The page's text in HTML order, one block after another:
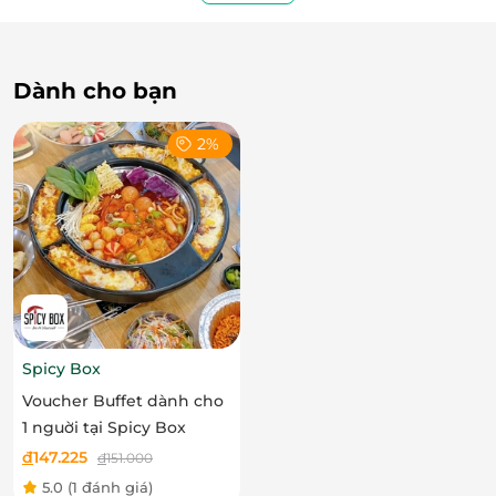
, nơi bạn kết nối cùng món ăn và người
Không gian sang trọng – Riêng tư tuyệt đối
riêngđược thiết kế tinh tế theo phong cách Nhật
Bản hiện đại. Nikusho mang đến sự riêng tư, yên
tĩnh – lý tưởng cho những buổi gặp mặt gia đình,
hẹn hò thân mật hay chiêu đãi đối tác, bạn bè một
cách trang trọng và đẳng cấp.
Dành cho bạn
2%
Spicy Box
Voucher Buffet dành cho
1 nguời tại Spicy Box
đ147.225 đ151.000
5.0 (1 đánh giá)